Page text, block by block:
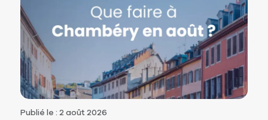
Publié le : 2 août 2026